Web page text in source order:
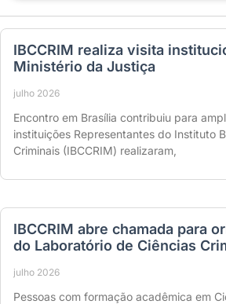
IBCCRIM realiza visita
Ministério da Justiça
julho 2026
Encontro em Brasília contribuiu para
instituições Representantes do Instituto
Criminais (IBCCRIM) realizaram,
IBCCRIM abre chamada para
do Laboratório de Ciências
julho 2026
Pessoas com formação acadêmica em